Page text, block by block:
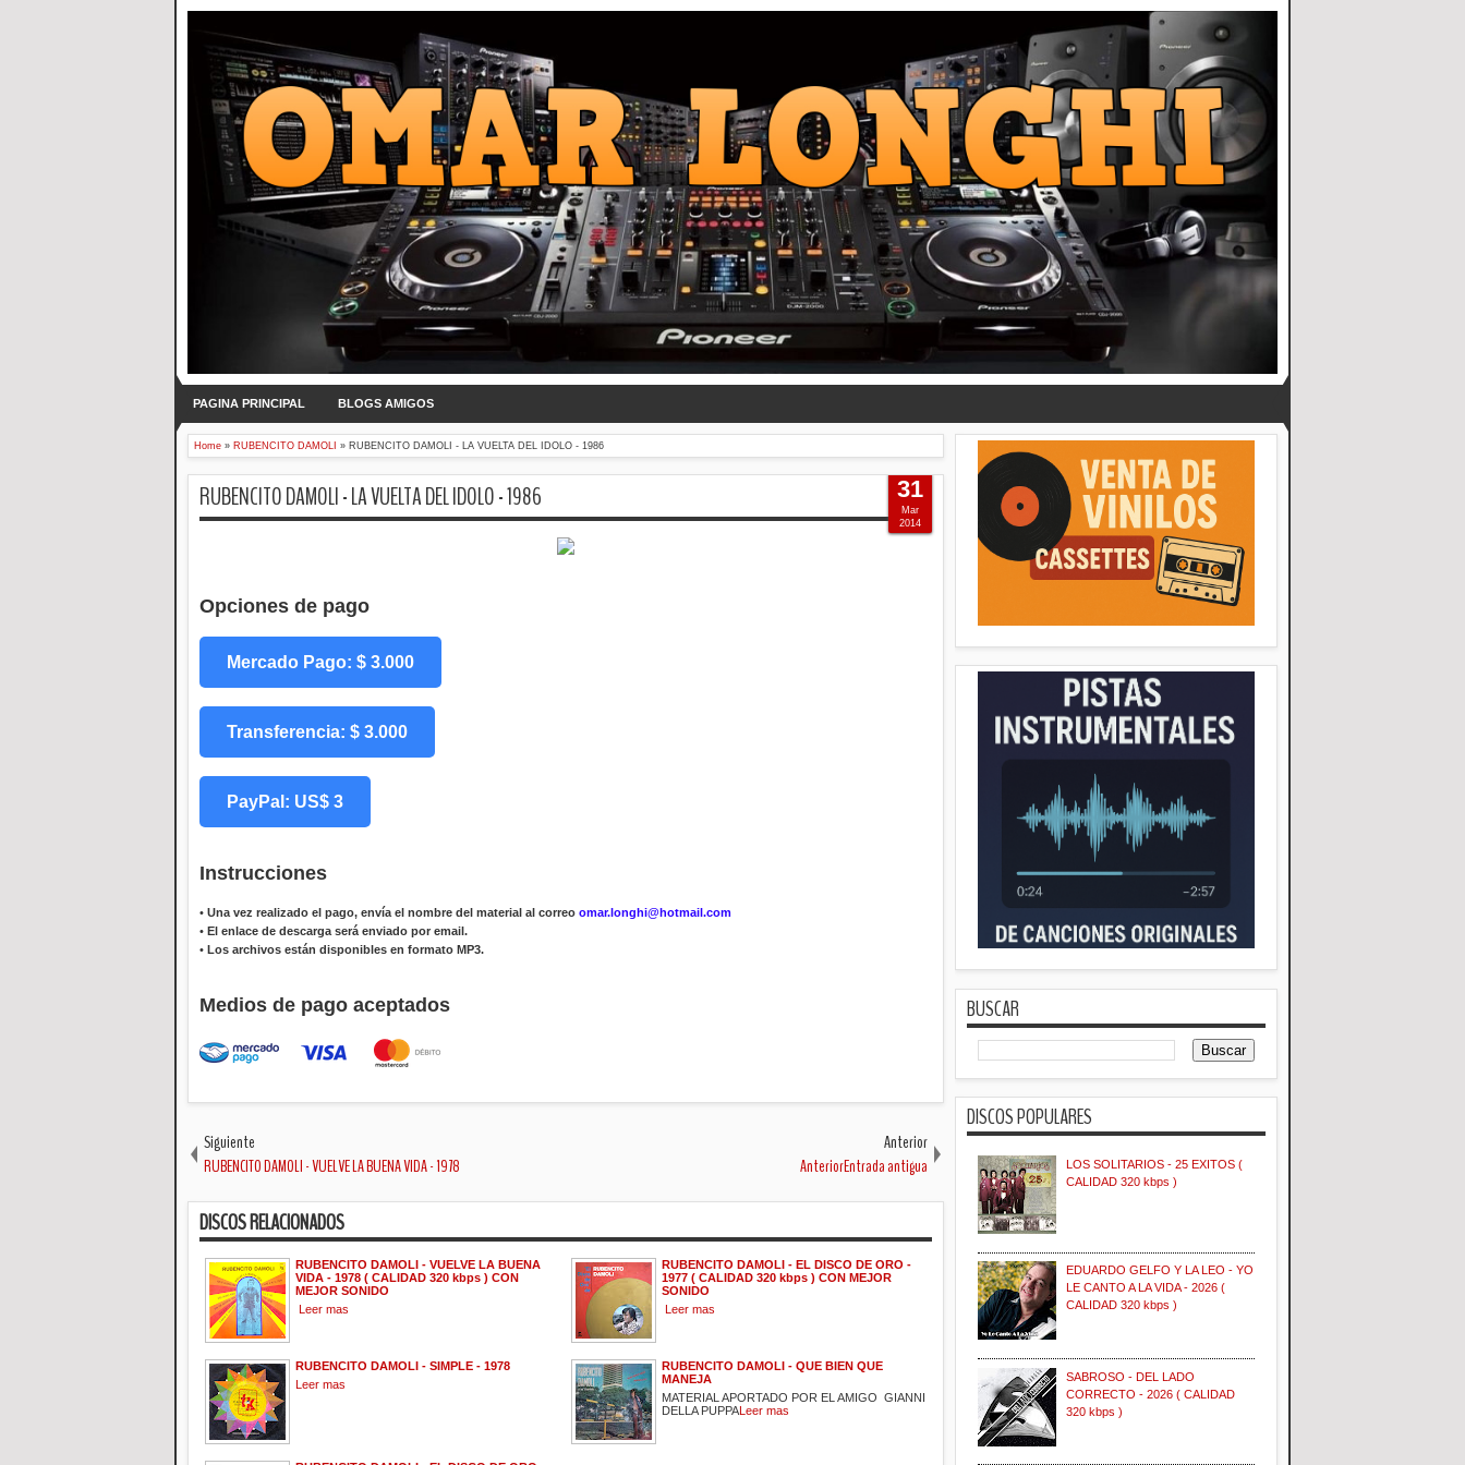
PAGINA PRINCIPAL BLOGS AMIGOS
Home » RUBENCITO DAMOLI » RUBENCITO DAMOLI - LA VUELTA DEL IDOLO - 1986
RUBENCITO DAMOLI - LA VUELTA DEL IDOLO - 1986
Opciones de pago
Mercado Pago: $ 3.000
Transferencia: $ 3.000
PayPal: US$ 3
Instrucciones
• Una vez realizado el pago, envía el nombre del material al correo omar.longhi@hotmail.com
• El enlace de descarga será enviado por email.
• Los archivos están disponibles en formato MP3.
Medios de pago aceptados
31
Mar
2014
Siguiente
RUBENCITO DAMOLI - VUELVE LA BUENA VIDA - 1978
Anterior
AnteriorEntrada antigua
DISCOS RELACIONADOS
RUBENCITO DAMOLI - VUELVE LA BUENA
VIDA - 1978 ( CALIDAD 320 kbps ) CON
MEJOR SONIDO
Leer mas
RUBENCITO DAMOLI - EL DISCO DE ORO -
1977 ( CALIDAD 320 kbps ) CON MEJOR
SONIDO
Leer mas
RUBENCITO DAMOLI - SIMPLE - 1978
Leer mas
RUBENCITO DAMOLI - QUE BIEN QUE
MANEJA
MATERIAL APORTADO POR EL AMIGO GIANNI
DELLA PUPPALeer mas
BUSCAR
DISCOS POPULARES
LOS SOLITARIOS - 25 EXITOS (
CALIDAD 320 kbps )
EDUARDO GELFO Y LA LEO - YO
LE CANTO A LA VIDA - 2026 (
CALIDAD 320 kbps )
SABROSO - DEL LADO
CORRECTO - 2026 ( CALIDAD
320 kbps )